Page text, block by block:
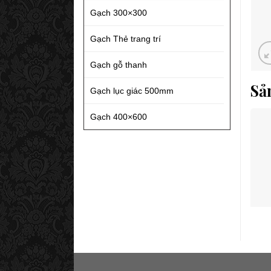
Gạch 300×300
Gạch Thẻ trang trí
Gạch gỗ thanh
Gạch lục giác 500mm
Gạch 400×600